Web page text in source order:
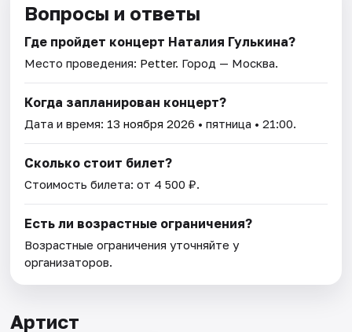
Вопросы и ответы
Где пройдет концерт Наталия Гулькина?
Место проведения: Petter. Город — Москва.
Когда запланирован концерт?
Дата и время: 13 ноября 2026 • пятница • 21:00.
Сколько стоит билет?
Стоимость билета: от 4 500 ₽.
Есть ли возрастные ограничения?
Возрастные ограничения уточняйте у
организаторов.
Артист